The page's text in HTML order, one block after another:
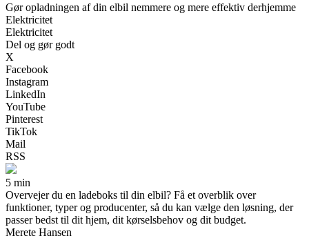
Gør opladningen af din elbil nemmere og mere effektiv derhjemme
Elektricitet
Elektricitet
Del og gør godt
X
Facebook
Instagram
LinkedIn
YouTube
Pinterest
TikTok
Mail
RSS
5 min
Overvejer du en ladeboks til din elbil? Få et overblik over
funktioner, typer og producenter, så du kan vælge den løsning, der
passer bedst til dit hjem, dit kørselsbehov og dit budget.
Merete Hansen